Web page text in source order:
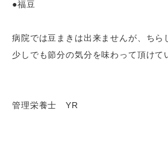
●福豆
病院では豆まきは出来ませんが、ちら
少しでも節分の気分を味わって頂けて
管理栄養士 YR